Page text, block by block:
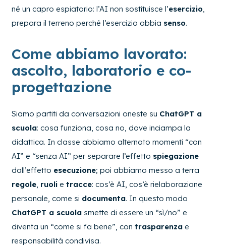
né un capro espiatorio: l’AI non sostituisce l’esercizio,
prepara il terreno perché l’esercizio abbia senso.
Come abbiamo lavorato:
ascolto, laboratorio e co-
progettazione
Siamo partiti da conversazioni oneste su ChatGPT a
scuola: cosa funziona, cosa no, dove inciampa la
didattica. In classe abbiamo alternato momenti “con
AI” e “senza AI” per separare l’effetto spiegazione
dall’effetto esecuzione; poi abbiamo messo a terra
regole, ruolie tracce: cos’è AI, cos’è rielaborazione
personale, come si documenta. In questo modo
ChatGPT a scuolasmette di essere un “sì/no” e
diventa un “come si fa bene”, con trasparenzae
responsabilità condivisa.